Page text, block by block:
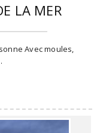
LA MER
Avec moules,